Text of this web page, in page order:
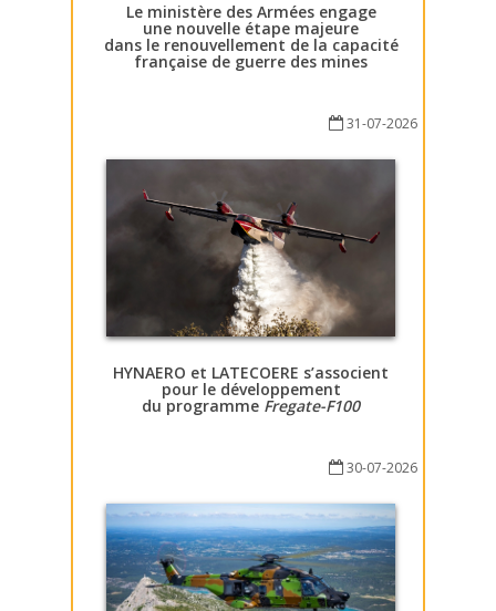
Le ministère des Armées engage
une nouvelle étape majeure
dans le renouvellement de la capacité
française de guerre des mines
31-07-2026
HYNAERO et LATECOERE s’associent
pour le développement
du programme Fregate-F100
30-07-2026